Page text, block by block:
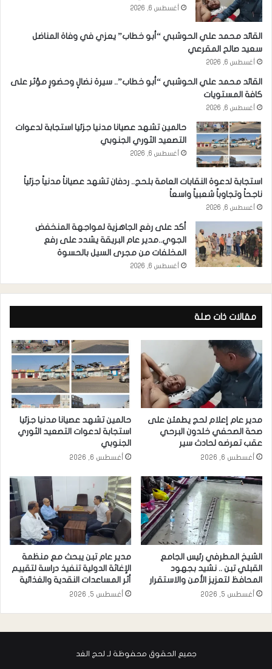
أغسطس 6, 2026
القائد محمد علي الحوشبي “أبو خطاب” يعزي في وفاة المناضل
سعيد صالح المقرعي
أغسطس 6, 2026
القائد محمد علي الحوشبي “أبو خطاب”.. سيرة نضالٍ وحضورٍ مؤثر على
كافة المستويات
أغسطس 6, 2026
حالمين تشهد عصيانا مدنيا جزئيا استجابة لدعوات
التصعيد الثوري الجنوبي
أغسطس 6, 2026
استجابة لدعوة النقابات العامة بلحج.. ردفان تشهد عصياناً مدنياً جزئياً
ناجحاً وتجاوباً شعبياً واسعاً
أغسطس 6, 2026
أكد على رفع الجاهزية لمواجهة المنخفض
الجوي..مدير عام البريقة يشدد على رفع
المخلفات من مجرى السيل بالحسوة
أغسطس 6, 2026
مقالات ذات صلة
مدير عام إعلام لحج يطمئن على
صحة الصحفي خلدون البرحي
عقب تعرضه لحادث سير
أغسطس 6, 2026
حالمين تشهد عصيانا مدنيا جزئيا
استجابة لدعوات التصعيد الثوري
الجنوبي
أغسطس 6, 2026
الشيخ المطرفي رئيس الجامع
القبلي تبن .. نشيد بجهود
المحافظ لتعزيز الأمن والاستقرار
أغسطس 5, 2026
مدير عام تبن يبحث مع منظمة
الإغاثة الدولية تنفيذ دراسة لتقييم
أثر المساعدات النقدية والغذائية
أغسطس 5, 2026
جميع الحقوق محفوظة لـ لحج الغد